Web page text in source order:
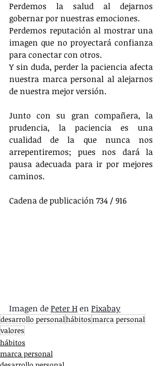
Perdemos la salud al dejarnos
gobernar por nuestras emociones.
Perdemos reputación al mostrar una
imagen que no proyectará confianza
para conectar con otros.
Y sin duda, perder la paciencia afecta
nuestra marca personal al alejarnos
de nuestra mejor versión.
Junto con su gran compañera, la
prudencia, la paciencia es una
cualidad de la que nunca nos
arrepentiremos; pues nos dará la
pausa adecuada para ir por mejores
caminos.
Cadena de publicación 734 / 916
Imagen de Peter H en Pixabay
desarrollo personalhábitosmarca personal
valores
hábitos
marca personal